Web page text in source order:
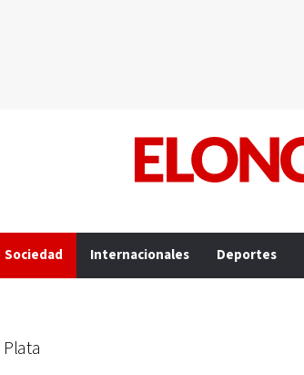
Sociedad Internacionales Deportes